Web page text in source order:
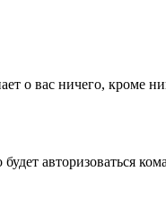
о вас ничего, кроме
авторизоваться